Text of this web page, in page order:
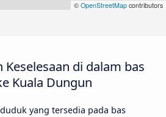
© OpenStreetMap contributors
di dalam bas
Kuala Dungun
yang tersedia pada bas